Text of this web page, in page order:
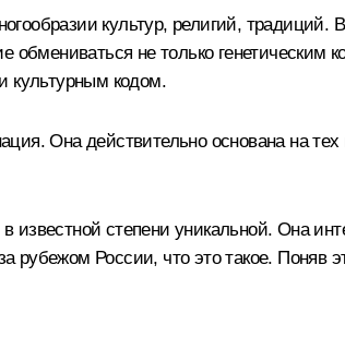
культур, религий, традиций.
обмениваться не только
культурным кодом.
Она действительно основана на
степени уникальной. Она
России, что это такое. Поняв